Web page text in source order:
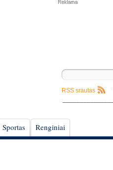
RSS srautas
Sportas Renginiai